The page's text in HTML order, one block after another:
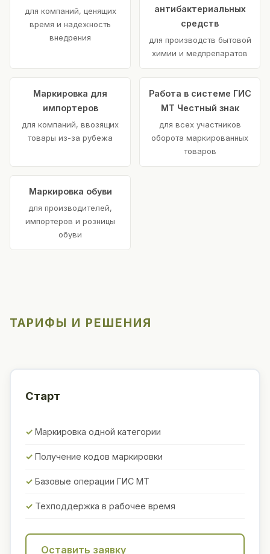
для компаний, ценящих
время и надежность
внедрения
антибактериальных
средств
для производств бытовой
химии и медпрепаратов
Маркировка для
импортеров
для компаний, ввозящих
товары из-за рубежа
Работа в системе ГИС
МТ Честный знак
для всех участников
оборота маркированных
товаров
Маркировка обуви
для производителей,
импортеров и розницы
обуви
ТАРИФЫ И РЕШЕНИЯ
Старт
Маркировка одной категории
Получение кодов маркировки
Базовые операции ГИС МТ
Техподдержка в рабочее время
Оставить заявку